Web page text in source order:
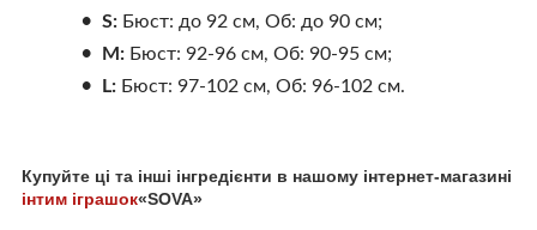
S:Бюст: до 92 см, Об: до 90 см;
М:Бюст: 92-96 см, Об: 90-95 см;
L:Бюст: 97-102 см, Об: 96-102 см.
Купуйте ці та інші інгредієнти в нашому інтернет-магазині
інтим іграшок«SOVA»